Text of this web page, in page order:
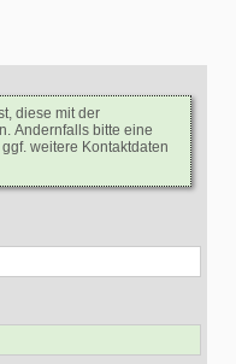
diese mit der
Andernfalls bitte eine
weitere Kontaktdaten